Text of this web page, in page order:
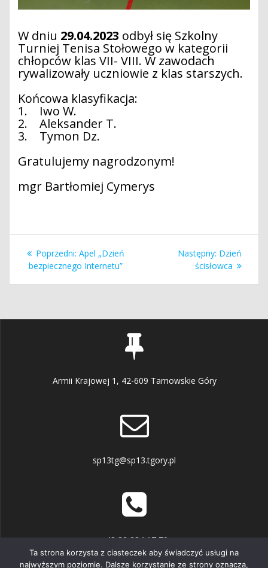
W dniu 29.04.2023 odbył się Szkolny
Turniej Tenisa Stołowego w kategorii
chłopców klas VII- VIII. W zawodach
rywalizowały uczniowie z klas starszych.
Końcowa klasyfikacja:
1. Iwo W.
2. Aleksander T.
3. Tymon Dz.
Gratulujemy nagrodzonym!
mgr Bartłomiej Cymerys
Nawigacja
wpisu
Poprzedni: Poprzedni
wpis:
Apel „Dzień
bezpiecznego Internetu”
Następny: Następny
wpis:
Dzień
ścisłowca
Armii Krajowej 1, 42-609 Tarnowskie Góry
sp13tg@sp13.tgory.pl
+48 32 284 17 70
Ta strona korzysta z ciasteczek aby świadczyć usługi na
najwyższym poziomie. Dalsze korzystanie ze strony oznacza,